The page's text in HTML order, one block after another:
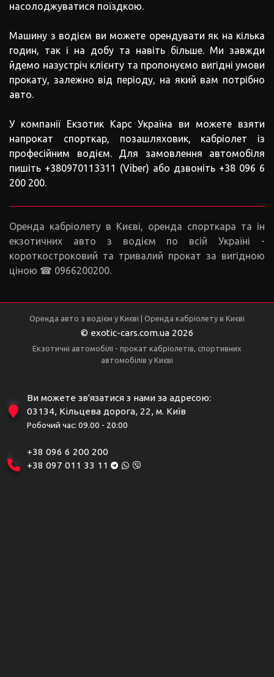
насолоджуватися поїздкою.
Машину з водієм ви можете орендувати як на кілька
годин, так і на добу та навіть більше. Ми завжди
йдемо назустріч клієнту та пропонуємо вигідні умови
прокату, залежно від періоду, на який вам потрібно
авто.
У компанії Екзотик Карс Україна ви можете взяти
напрокат спорткар, позашляховик, кабріолет із
професійним водієм. Для замовлення автомобіля
пишіть +380970113311 (Viber) або дзвоніть +38 096 6
200 200.
Оренда кабріолету в Києві, оренда спорткара та ін
екзотичних авто з водієм по всій Україні -
короткостроковий та тривалий прокат за вигідною
ціною ☎ 0966200200.
Оренда авто з водієм у Києві | Оренда кабріолету в Києві
© exotic-cars.com.ua 2026
Екзотичні автомобілі - прокат кабріолетів, спортивних
автомобілів у Києві
Ви можете зв'язатися з нами за адресою:
03134, Кільцева дорога, 22, м. Київ
Робочий час: 09.00 - 20:00
+38 096 6 200 200
+38 097 011 33 11